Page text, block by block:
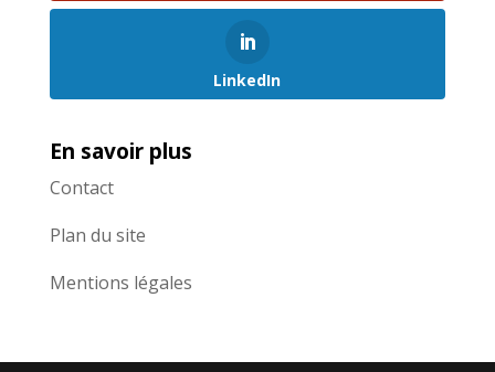
LinkedIn
En savoir plus
Contact
Plan du site
Mentions légales